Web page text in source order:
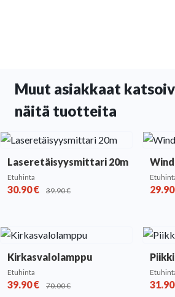
Muut asiakkaat
näitä tuotteita
Laseretäisyysmittari 20m
Etuhinta
30.90€ 39.90€ 29.90
Kirkasvalolamppu
Etuhinta
39.90€ 70.00€ 31.90